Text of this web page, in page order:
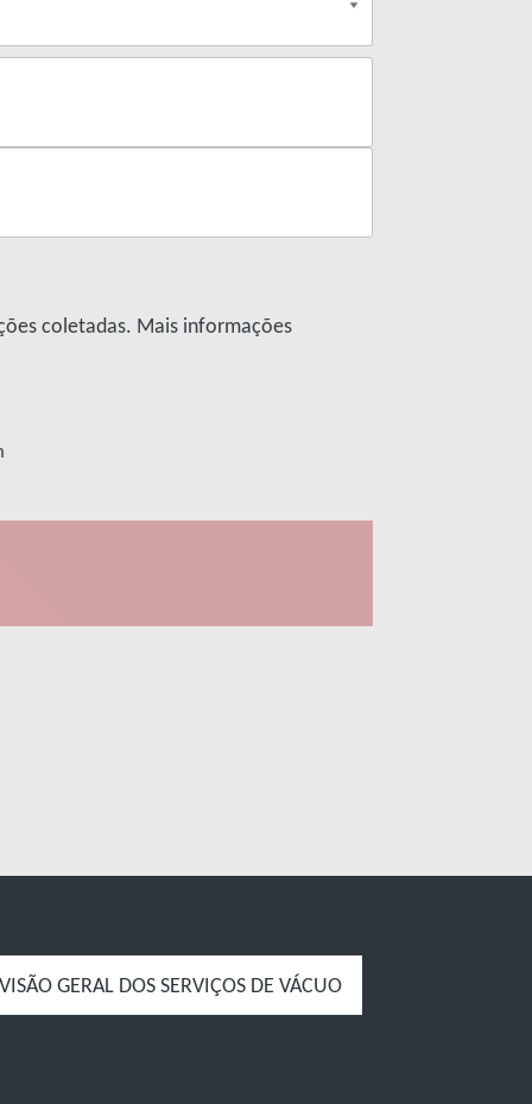
coletadas. Mais informações
GERAL DOS SERVIÇOS DE VÁCUO